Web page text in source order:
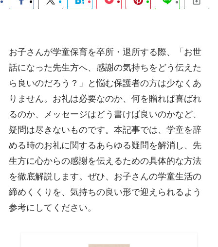
お子さんが学童保育を卒所・退所する際、「お世
話になった先生方へ、感謝の気持ちをどう伝えた
ら良いのだろう？」と悩む保護者の方は少なくあ
りません。お礼は必要なのか、何を贈れば喜ばれ
るのか、メッセージはどう書けば良いのかなど、
疑問は尽きないものです。本記事では、学童を辞
める時のお礼に関するあらゆる疑問を解消し、先
生方に心からの感謝を伝えるための具体的な方法
を徹底解説します。ぜひ、お子さんの学童生活の
締めくくりを、気持ちの良い形で迎えられるよう
参考にしてください。